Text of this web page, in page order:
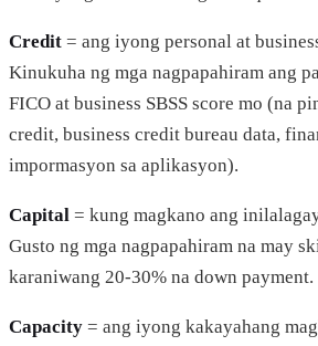
Credit = ang iyong personal at
Kinukuha ng mga nagpapahiram ang
FICO at business SBSS score mo (na
credit, business credit bureau data,
impormasyon sa aplikasyon).
Capital = kung magkano ang
Gusto ng mga nagpapahiram na may
karaniwang 20-30% na down payment.
Capacity = ang iyong kakayahang